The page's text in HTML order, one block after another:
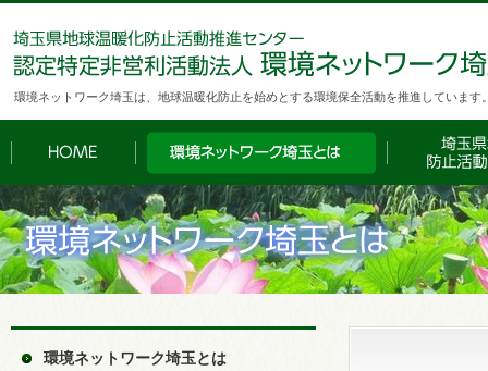
環境ネットワーク埼玉は、地球温暖化防止を始めとする環境保全活動を推進しています
環境ネットワーク埼玉とは